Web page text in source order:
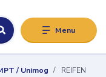
Menu
/ Unimog
REIFEN